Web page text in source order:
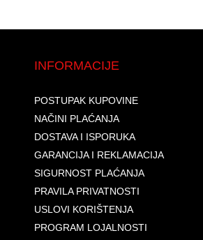
INFORMACIJE
POSTUPAK KUPOVINE
NAČINI PLAĆANJA
DOSTAVA I ISPORUKA
GARANCIJA I REKLAMACIJA
SIGURNOST PLAĆANJA
PRAVILA PRIVATNOSTI
USLOVI KORIŠTENJA
PROGRAM LOJALNOSTI